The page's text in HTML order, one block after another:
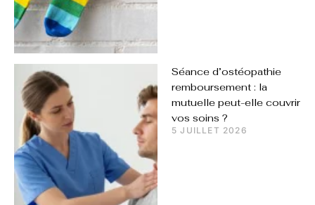
Séance d’ostéopathie
remboursement : la
mutuelle peut-elle couvrir
vos soins ?
5 JUILLET 2026